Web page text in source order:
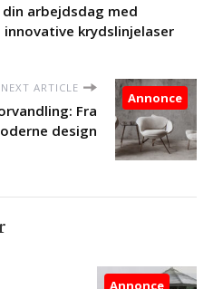
arbejdsdag med
innovative krydslinjelaser
NEXT ARTICLE
Fra
design
Annonce
Annonce